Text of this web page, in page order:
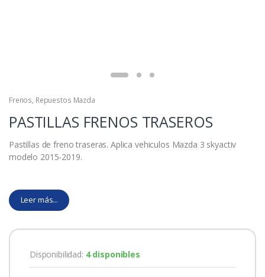
Frenos, Repuestos Mazda
PASTILLAS FRENOS TRASEROS
Pastillas de freno traseras. Aplica vehiculos Mazda 3 skyactiv
modelo 2015-2019.
Leer más...
Disponibilidad: 4 disponibles